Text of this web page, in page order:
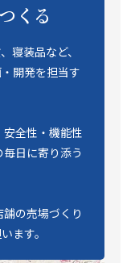
くる
寝装品など、
開発を担当す
全性・機能性
日に寄り添う
の売場づくり
ます。